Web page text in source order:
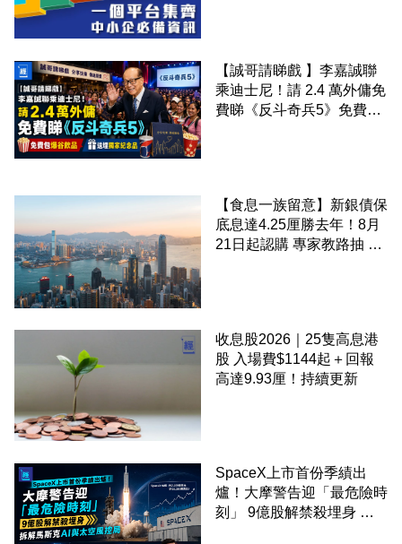
【誠哥請睇戲 】李嘉誠聯
乘迪士尼！請 2.4 萬外傭免
費睇《反斗奇兵5》免費包
【食息一族留意】新銀債保
底息達4.25厘勝去年！8月
21日起認購 專家教路抽 20
收息股2026｜25隻高息港
股 入場費$1144起＋回報
高達9.93厘！持續更新
SpaceX上市首份季績出
爐！大摩警告迎「最危險時
刻」 9億股解禁殺埋身 拆